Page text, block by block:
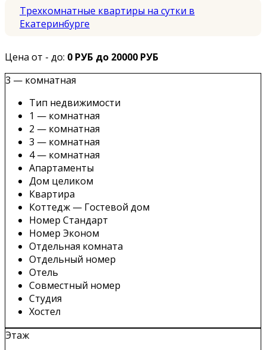
Трехкомнатные квартиры на сутки в
Екатеринбурге
Цена от - до: 0 РУБ до 20000 РУБ
3 — комнатная
Тип недвижимости
1 — комнатная
2 — комнатная
3 — комнатная
4 — комнатная
Апартаменты
Дом целиком
Квартира
Коттедж — Гостевой дом
Номер Стандарт
Номер Эконом
Отдельная комната
Отдельный номер
Отель
Совместный номер
Студия
Хостел
Этаж